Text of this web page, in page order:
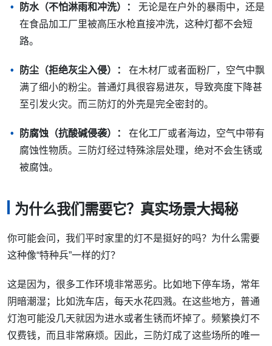
防水（不怕淋雨和冲洗）：
无论是在户外的暴雨中，还是
在食品加工厂里被高压水枪直接冲洗，这种灯都不会短
路。
防尘（拒绝灰尘入侵）：
在木材厂或者面粉厂，空气中飘
满了细小的粉尘。普通灯具很容易进灰，导致亮度下降甚
至引发火灾。而三防灯的外壳是完全密封的。
防腐蚀（抗酸碱侵袭）：
在化工厂或者海边，空气中带有
腐蚀性物质。三防灯经过特殊涂层处理，绝对不会生锈或
被腐蚀。
为什么我们需要它？真实场景大揭秘
你可能会问，我们平时家里的灯不是挺好的吗？为什么需要
这种像“特种兵”一样的灯？
这是因为，很多工作环境非常恶劣。比如地下停车场，常年
阴暗潮湿；比如洗车店，每天水花四溅。在这些地方，普通
灯泡可能没几天就因为进水或者生锈而坏掉了。频繁换灯不
仅费钱，而且非常麻烦。因此，三防灯成了这些场所的唯一